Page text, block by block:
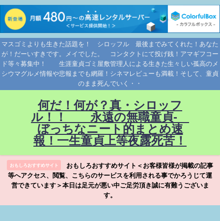
マスゴミよりも生きた話題を！ シロッフル 最後までみてくれた！あなた
が！だーいすきです。メイでした。 コンタクトにて投げ銭！アマギフコー
ド等々募集中！ 生涯童貞ゴミ屋敷管理人による生きた生々しい孤高のメ
シウマグルメ情報や悲報までも網羅！シネマレビューも満載！そして、童貞
のまま死んでいく・・
何だ！何が？真・シロッフ
ル！！ 永遠の無職童貞-
ぼっちなニート的まとめ速
報！一生童貞上等夜露死苦！
おもしろおすすめサイト
おもしろおすすめサイト＜お客様皆様が掲載の記事
等へアクセス、閲覧、こちらのサービスを利用される事でかろうじて運
営できています＞本日は足元が悪い中ご足労頂き誠に有難うございま
す。